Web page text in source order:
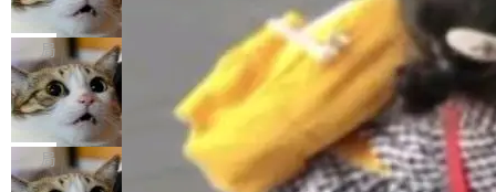
数字电视技术方向的博士生，长期从事视频、音
频技...
超出原定预算 860%。 更令人意外的是，该项目
最终并未成功落地，而高额算力消耗持续运行长
达 5 个月，公司直到财务对账时才察觉异常。这
意味着一个无人看管的 AI 程序，在近半年时间
里日夜不停地"烧钱"。 复盘显示，...
2027 年就能追上美国前沿实验室的水平。 Dela
ngue 把原因归结为一件事：开放协作。中国的
AI 开发者在一个共享和协作的生态里加速迭代，
而美国模型厂商在"闭门造车"。他的原话是 "buil
ding in silos"——各自为战，互不通气。 这个判
断从他嘴里说出来分量不同。Hugging Face 是
全球最大的开源 AI 平台，上面跑着上百万个模
统，开发者工具必须开源
五年前，David Crawshaw 问过很多软件工程师
一个问题：你写过什么给自己用的程序？答案几
乎都是没有。工程师们整天用别人写的程序写程
序给别人用。偶尔有人自己写个博客系统、智能
家居控制、家庭实验室，都算稀奇事。 Crawsh
aw 是 Shelley 的作者，一个开源 AI coding age
nt。他最近在博客上写了一篇文章，核心论点很
局
DeepSeek Harness 宣布内测邀请，全
网最大规模开源 Agent 路演现场诞生
一条内测招募帖，发出去的时候大概没人想到它
会变成一场开源 Agent 生态的路演。 8月1日，
DeepSeek Harness 团队负责人崔添翼（tiany
局